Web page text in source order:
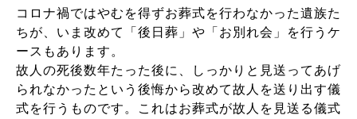
コロナ禍ではやむを得ずお葬式を行わなかった遺族た
ちが、いま改めて「後日葬」や「お別れ会」を行うケ
ースもあります。
故人の死後数年たった後に、しっかりと見送ってあげ
られなかったという後悔から改めて故人を送り出す儀
式を行うものです。これはお葬式が故人を見送る儀式